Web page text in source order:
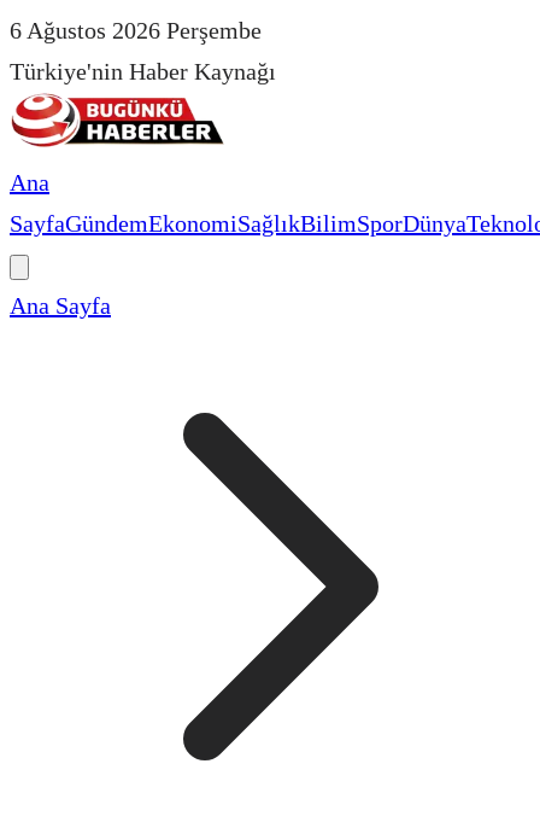
6 Ağustos 2026 Perşembe
Türkiye'nin Haber Kaynağı
Ana
SayfaGündemEkonomiSağlıkBilimSporDünya
Ana Sayfa